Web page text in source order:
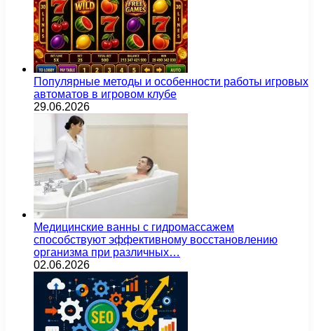
Популярные методы и особенности работы игровых
автоматов в игровом клубе
29.06.2026
Медицинские ванны с гидромассажем
способствуют эффективному восстановлению
организма при различных…
02.06.2026